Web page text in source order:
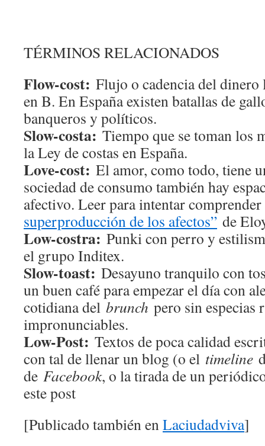
TÉRMINOS RELACIONADOS
Flow-cost: Flujo o cadencia del
en B. En España existen batallas de
banqueros y políticos.
Slow-costa:Tiempo que se toman los
la Ley de costas en España.
Love-cost: El amor, como todo, tiene
sociedad de consumo también hay
afectivo. Leer para intentar
superproducción de los afectos” de
Low-costra: Punki con perro y
el grupo Inditex.
Slow-toast: Desayuno tranquilo con
un buen café para empezar el día con
cotidiana del brunch pero sin especias
impronunciables.
Low-Post: Textos de poca calidad
con tal de llenar un blog (o el timeline
de Facebook, o la tirada de un
este post
[Publicado también en Laciudadviva]